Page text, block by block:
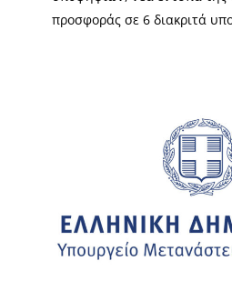
προσφοράς σε 6 διακριτά